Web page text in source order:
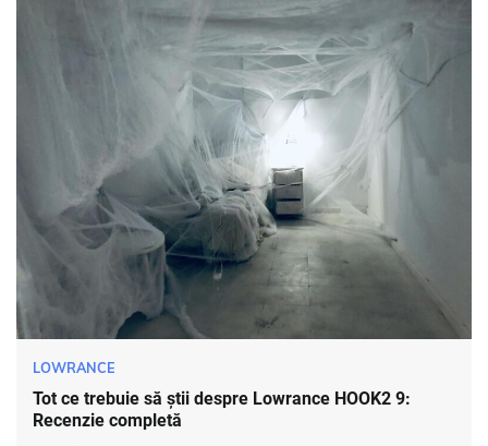
LOWRANCE
Tot ce trebuie să știi despre Lowrance HOOK2 9:
Recenzie completă